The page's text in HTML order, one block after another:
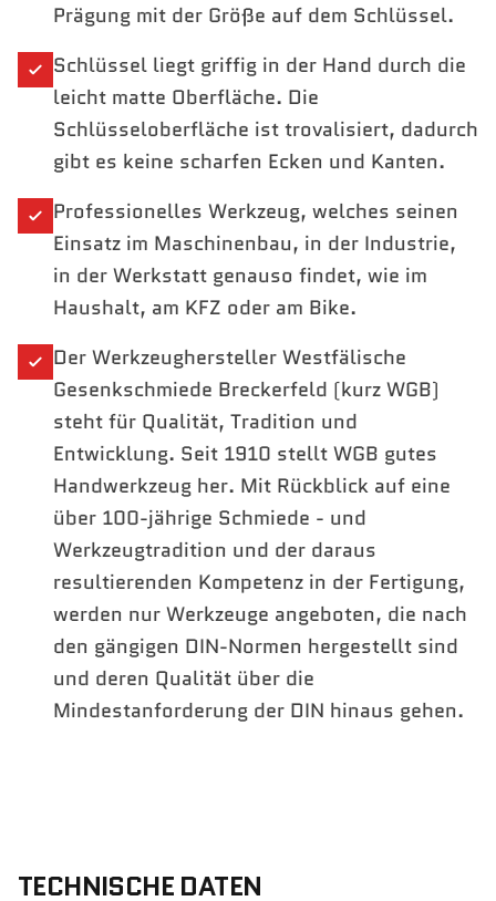
Prägung mit der Größe auf dem Schlüssel.
Schlüssel liegt griffig in der Hand durch die
leicht matte Oberfläche. Die
Schlüsseloberfläche ist trovalisiert, dadurch
gibt es keine scharfen Ecken und Kanten.
Professionelles Werkzeug, welches seinen
Einsatz im Maschinenbau, in der Industrie,
in der Werkstatt genauso findet, wie im
Haushalt, am KFZ oder am Bike.
Der Werkzeughersteller Westfälische
Gesenkschmiede Breckerfeld (kurz WGB)
steht für Qualität, Tradition und
Entwicklung. Seit 1910 stellt WGB gutes
Handwerkzeug her. Mit Rückblick auf eine
über 100-jährige Schmiede - und
Werkzeugtradition und der daraus
resultierenden Kompetenz in der Fertigung,
werden nur Werkzeuge angeboten, die nach
den gängigen DIN-Normen hergestellt sind
und deren Qualität über die
Mindestanforderung der DIN hinaus gehen.
TECHNISCHE DATEN